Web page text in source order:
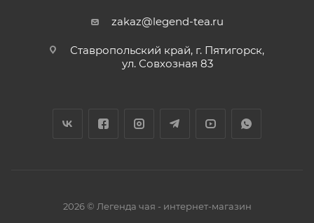
zakaz@legend-tea.ru
Ставропольский край, г. Пятигорск,
ул. Совхозная 83
2026 © Легенда чая - интернет-магазин